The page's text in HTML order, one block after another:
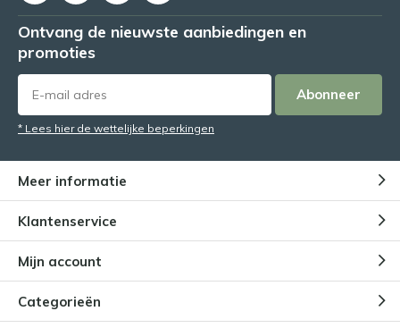
Ontvang de nieuwste aanbiedingen en
promoties
Abonneer
* Lees hier de wettelijke beperkingen
Meer informatie
Klantenservice
Mijn account
Categorieën